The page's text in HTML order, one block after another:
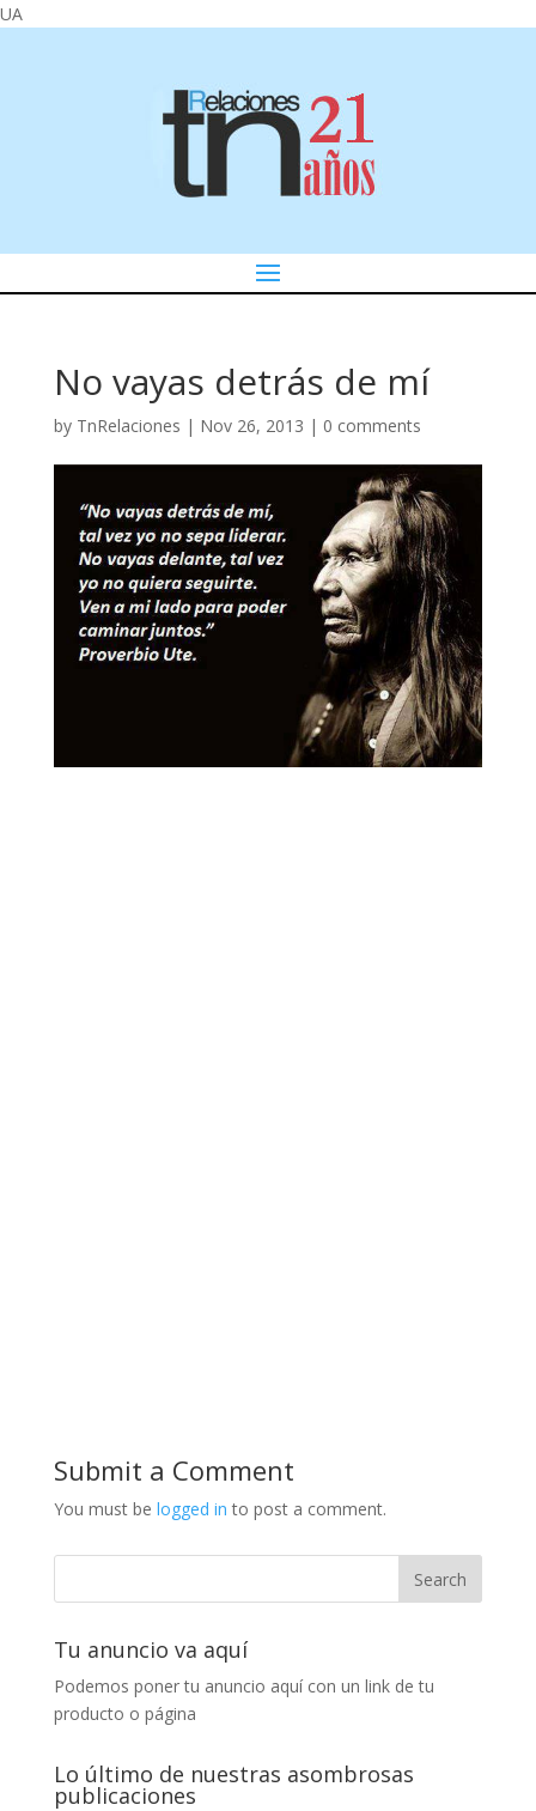
UA
No vayas detrás de mí
by TnRelaciones | Nov 26, 2013 | 0 comments
Submit a Comment
You must be logged in to post a comment.
Tu anuncio va aquí
Podemos poner tu anuncio aquí con un link de tu
producto o página
Lo último de nuestras asombrosas
publicaciones